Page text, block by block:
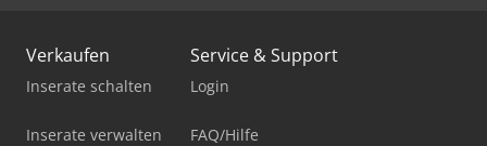
Verkaufen
Inserate schalten
Inserate verwalten
Service & Support
Login
FAQ/Hilfe